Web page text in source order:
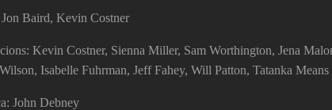
Baird, Kevin Costner
Kevin Costner, Sienna Miller, Sam Worthington, Jena
Isabelle Fuhrman, Jeff Fahey, Will Patton, Tatanka Means
John Debney